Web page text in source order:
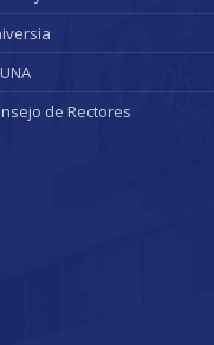
de Rectores